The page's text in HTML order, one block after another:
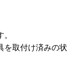
を取付け済みの状